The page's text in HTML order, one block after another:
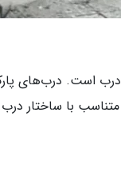
است. درب‌های
با ساختار